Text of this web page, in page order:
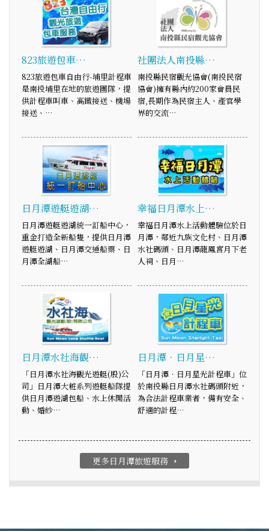
823旅遊包車…
823旅遊包車自由行-埔里計程車
是南投埔里在地的旅遊團隊，提
供計程車叫車、高鐵接送、機場
接送、…
社團法人南投縣…
南投縣民宿觀光協會(南投民宿
協會)擁有縣內約200家會員民
宿,長期作為民宿主人、產官學
界的交流…
日月潭遊艇遊湖…
日月潭遊艇遊湖統一訂船中心，
重金打造全新船隻，提供日月潭
遊艇遊湖、日月潭交通船票、日
月潭全湖船…
幸福日月潭水上…
幸福日月潭水上活動體驗位於日
月潭，鄰近九族文化村、日月潭
水社碼頭、日月潭龍鳳宮月下老
人祠、日月…
日月潭水社海觀…
「日月潭水社海觀光遊艇(股)公
司」日月潭大粧系列遊艇船隊提
供日月潭遊湖包船、水上休閒活
動、婚紗…
日月潭‧日月星…
「日月潭‧日月星光計程車」位
於南投縣日月潭水社碼頭附近，
為合法計程車業者，備有安全、
舒適的計程…
更多日月潭旅遊服務 arrow_right